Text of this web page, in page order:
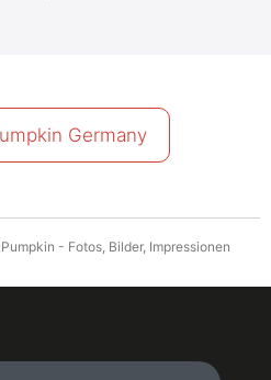
Germany
Pumpkin - Fotos, Bilder, Impressionen